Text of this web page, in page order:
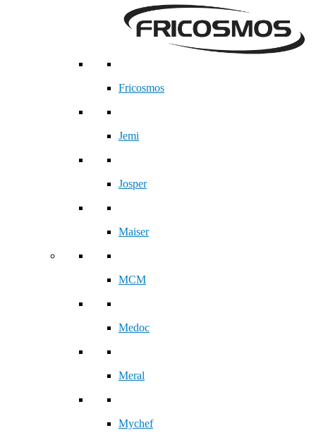
Fricosmos
Jemi
Josper
Maiser
MCM
Medoc
Meral
Mychef